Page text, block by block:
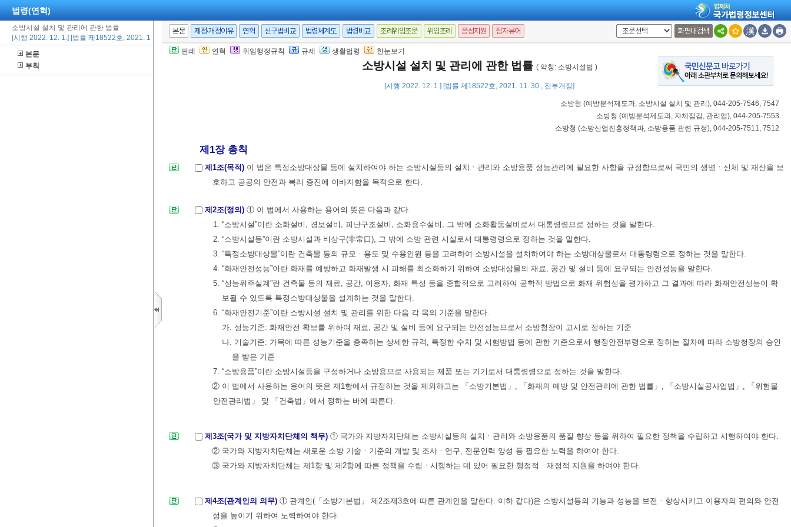
법령(연혁)
소방시설 설치 및 관리에 관한 법률
[시행 2022. 12. 1.] [법률 제18522호, 2021. 11. 30., 전부개정]
본문
부칙
본문 제정·개정이유 연혁 신구법비교 법령체계도 법령비교 조례위임조문 위임조례 음성지원 점자뷰어 화면내검색
판례 연혁 위임행정규칙 규제 생활법령 한눈보기
소방시설 설치 및 관리에 관한 법률 ( 약칭: 소방시설법 )
[시행 2022. 12. 1.] [법률 제18522호, 2021. 11. 30., 전부개정]
소방청 (예방분석제도과, 소방시설 설치 및 관리 ), 044-205-7546, 7547
소방청 (예방분석제도과, 자체점검, 관리업), 044-205-7553
소방청 (소방산업진흥정책과, 소방용품 관련 규정), 044-205-7511, 7512
제1장 총칙
제1조(목적) 이 법은 특정소방대상물 등에 설치하여야 하는 소방시설등의 설치ㆍ관리와 소방용품 성능관리에 필요한 사항을 규정함으로써 국민의 생명ㆍ신체 및 재산을 보
호하고 공공의 안전과 복리 증진에 이바지함을 목적으로 한다.
제2조(정의) ① 이 법에서 사용하는 용어의 뜻은 다음과 같다.
1. “소방시설”이란 소화설비, 경보설비, 피난구조설비, 소화용수설비, 그 밖에 소화활동설비로서 대통령령으로 정하는 것을 말한다.
2. “소방시설등”이란 소방시설과 비상구(非常口), 그 밖에 소방 관련 시설로서 대통령령으로 정하는 것을 말한다.
3. “특정소방대상물”이란 건축물 등의 규모ㆍ용도 및 수용인원 등을 고려하여 소방시설을 설치하여야 하는 소방대상물로서 대통령령으로 정하는 것을 말한다.
4. “화재안전성능”이란 화재를 예방하고 화재발생 시 피해를 최소화하기 위하여 소방대상물의 재료, 공간 및 설비 등에 요구되는 안전성능을 말한다.
5. “성능위주설계”란 건축물 등의 재료, 공간, 이용자, 화재 특성 등을 종합적으로 고려하여 공학적 방법으로 화재 위험성을 평가하고 그 결과에 따라 화재안전성능이 확
보될 수 있도록 특정소방대상물을 설계하는 것을 말한다.
6. “화재안전기준”이란 소방시설 설치 및 관리를 위한 다음 각 목의 기준을 말한다.
가. 성능기준: 화재안전 확보를 위하여 재료, 공간 및 설비 등에 요구되는 안전성능으로서 소방청장이 고시로 정하는 기준
나. 기술기준: 가목에 따른 성능기준을 충족하는 상세한 규격, 특정한 수치 및 시험방법 등에 관한 기준으로서 행정안전부령으로 정하는 절차에 따라 소방청장의 승인
을 받은 기준
7. “소방용품”이란 소방시설등을 구성하거나 소방용으로 사용되는 제품 또는 기기로서 대통령령으로 정하는 것을 말한다.
② 이 법에서 사용하는 용어의 뜻은 제1항에서 규정하는 것을 제외하고는 「소방기본법」, 「화재의 예방 및 안전관리에 관한 법률」, 「소방시설공사업법」, 「위험물
안전관리법」 및 「건축법」에서 정하는 바에 따른다.
제3조(국가 및 지방자치단체의 책무) ① 국가와 지방자치단체는 소방시설등의 설치ㆍ관리와 소방용품의 품질 향상 등을 위하여 필요한 정책을 수립하고 시행하여야 한다.
② 국가와 지방자치단체는 새로운 소방 기술ㆍ기준의 개발 및 조사ㆍ연구, 전문인력 양성 등 필요한 노력을 하여야 한다.
③ 국가와 지방자치단체는 제1항 및 제2항에 따른 정책을 수립ㆍ시행하는 데 있어 필요한 행정적ㆍ재정적 지원을 하여야 한다.
제4조(관계인의 의무) ① 관계인(「소방기본법」 제2조제3호에 따른 관계인을 말한다. 이하 같다)은 소방시설등의 기능과 성능을 보전ㆍ향상시키고 이용자의 편의와 안전
성을 높이기 위하여 노력하여야 한다.